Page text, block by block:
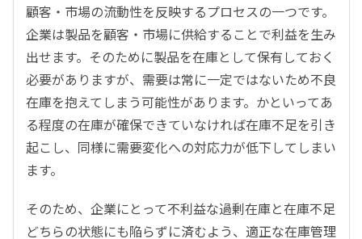
顧客・市場の流動性を反映するプロセスの一つです。
企業は製品を顧客・市場に供給することで利益を生み
出せます。そのために製品を在庫として保有しておく
必要がありますが、需要は常に一定ではないため不良
在庫を抱えてしまう可能性があります。かといってあ
る程度の在庫が確保できていなければ在庫不足を引き
起こし、同様に需要変化への対応力が低下してしまい
ます。
そのため、企業にとって不利益な過剰在庫と在庫不足
どちらの状態にも陥らずに済むよう、適正な在庫管理